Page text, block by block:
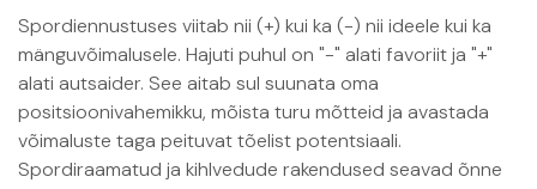
Spordiennustuses viitab nii (+) kui ka (-) nii ideele kui ka
mänguvõimalusele. Hajuti puhul on "-" alati favoriit ja "+"
alati autsaider. See aitab sul suunata oma
positsioonivahemikku, mõista turu mõtteid ja avastada
võimaluste taga peituvat tõelist potentsiaali.
Spordiraamatud ja kihlvedude rakendused seavad õnne